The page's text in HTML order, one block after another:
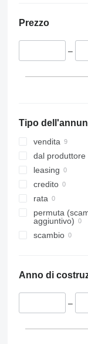
Belgio
Prezzo
–
Tipo
vendita
dal produttore
leasing
credito
rata
permuta
aggiuntivo)
scambio
Anno di
–